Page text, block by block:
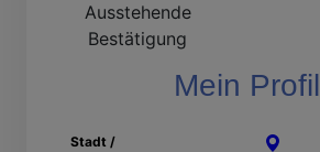
Ausstehende
Bestätigung
Mein Profil
Stadt /